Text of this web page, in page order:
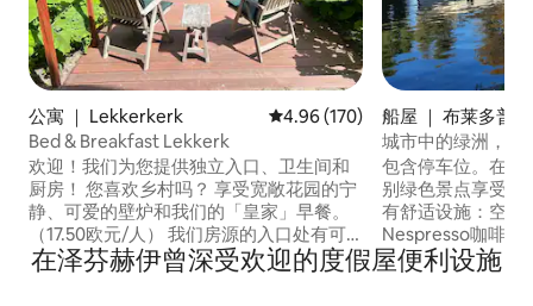
公寓 ｜ Lekkerkerk 平均评分 4.96 分（满分 5 分），
4.96 (170)
Bed & Breakfast Lekkerk
欢迎！我们为您提供独立入口、卫生间和
厨房！ 您喜欢乡村吗？ 享受宽敞花园的宁
静、可爱的壁炉和我们的「皇家」早餐。
（17.50欧元/人） 我们房源的入口处有可
见的室外摄像头保护。 Lekkerk位于荷兰
南部的Green Hart。 骑上我们的自行车
船屋 ｜ 布莱多普
城市中的绿洲，宽
包含停车位。在这
别绿色景点享受宁
有舒适设施：空调
Nespresso咖啡机
Vroesenpark就在
可抵达Diergaarde
在泽芬赫伊曾深受欢迎的度假屋便利设施